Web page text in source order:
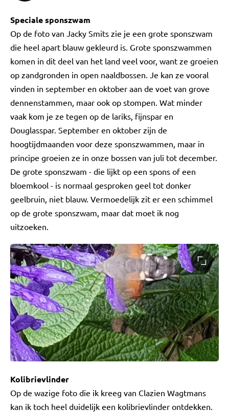
Speciale sponszwam
Op de foto van Jacky Smits zie je een grote sponszwam
die heel apart blauw gekleurd is. Grote sponszwammen
komen in dit deel van het land veel voor, want ze groeien
op zandgronden in open naaldbossen. Je kan ze vooral
vinden in september en oktober aan de voet van grove
dennenstammen, maar ook op stompen. Wat minder
vaak kom je ze tegen op de lariks, fijnspar en
Douglasspar. September en oktober zijn de
hoogtijdmaanden voor deze sponszwammen, maar in
principe groeien ze in onze bossen van juli tot december.
De grote sponszwam - die lijkt op een spons of een
bloemkool - is normaal gesproken geel tot donker
geelbruin, niet blauw. Vermoedelijk zit er een schimmel
op de grote sponszwam, maar dat moet ik nog
uitzoeken.
Kolibrievlinder
Op de wazige foto die ik kreeg van Clazien Wagtmans
kan ik toch heel duidelijk een kolibrievlinder ontdekken.